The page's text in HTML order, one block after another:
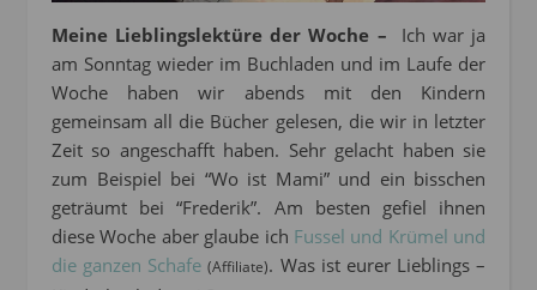
Meine Lieblingslektüre der Woche – Ich war ja
am Sonntag wieder im Buchladen und im Laufe der
Woche haben wir abends mit den Kindern
gemeinsam all die Bücher gelesen, die wir in letzter
Zeit so angeschafft haben. Sehr gelacht haben sie
zum Beispiel bei “Wo ist Mami” und ein bisschen
geträumt bei “Frederik”. Am besten gefiel ihnen
diese Woche aber glaube ich Fussel und Krümel und
die ganzen Schafe (Affiliate). Was ist eurer Lieblings –